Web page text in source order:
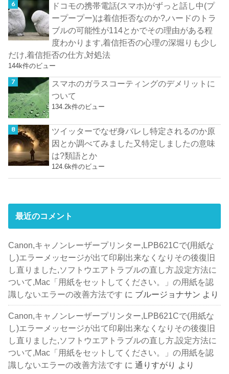
ドコモの携帯電話(スマホ)がずっと話し中(プ
ープープー)は着信拒否なのか?,ハードのトラ
ブルの可能性が114とかでその理由がある程
度わかります,着信拒否の心理の深堀りも少し
だけ,着信拒否の仕方,対処法
144k件のビュー
スマホのガラスコーティングのデメリットに
ついて
134.2k件のビュー
ツイッターでなぜ身バレし特定されるのか原
因とか調べてみました又特定しましたの意味
は?類語とか
124.6k件のビュー
最近のコメント
Canon,キャノンレーザープリンター,LPB621Cで(用紙な
し)エラーメッセージが出て印刷出来なくなりその後復旧
し直りました,ソフトウエアトラブルの直し方,設定方法に
ついて,Mac「用紙をセットしてください。」の用紙を認
識しないエラーの改善方法です に ブルージョナサン より
Canon,キャノンレーザープリンター,LPB621Cで(用紙な
し)エラーメッセージが出て印刷出来なくなりその後復旧
し直りました,ソフトウエアトラブルの直し方,設定方法に
ついて,Mac「用紙をセットしてください。」の用紙を認
識しないエラーの改善方法です に通りすがり より